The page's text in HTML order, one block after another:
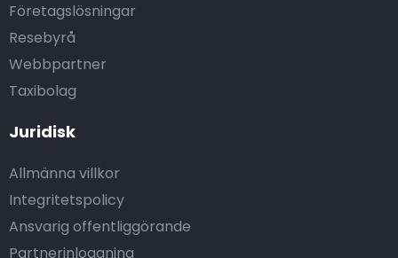
Företagslösningar
Resebyrå
Webbpartner
Taxibolag
Juridisk
Allmänna villkor
Integritetspolicy
Ansvarig offentliggörande
Partnerinloggning